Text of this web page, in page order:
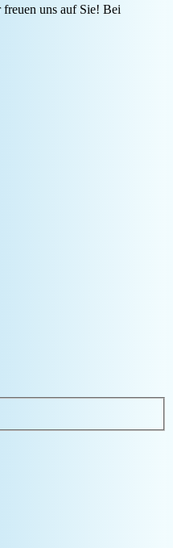
uns auf Sie! Bei